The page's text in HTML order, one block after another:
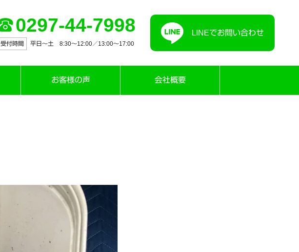
0297-44-7998
受付時間 平日～土 8:30〜12:00／13:00〜17:00
LINEでお問い合わせ
お客様の声 会社概要